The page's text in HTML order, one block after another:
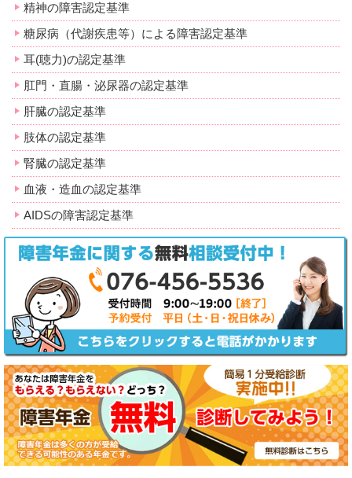
精神の障害認定基準
糖尿病（代謝疾患等）による障害認定基準
耳(聴力)の認定基準
肛門・直腸・泌尿器の認定基準
肝臓の認定基準
肢体の認定基準
腎臓の認定基準
血液・造血の認定基準
AIDSの障害認定基準